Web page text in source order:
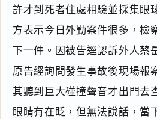
許才到死者住處相驗並採集眼
方表示今日外勤案件很多，檢
下一件。因被告逕認訴外人蔡
原告經詢問發生事故後現場報
其聽到巨大碰撞聲音才出門去
眼睛有在眨，但無法說話，當